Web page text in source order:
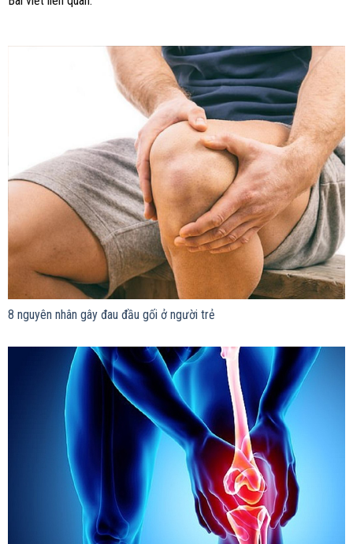
8 nguyên nhân gây đau đầu gối ở người trẻ